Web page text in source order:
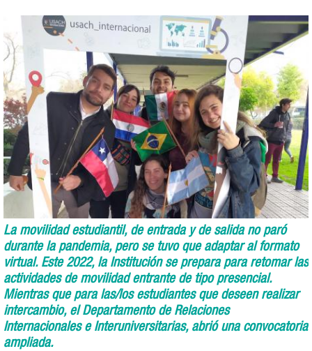
La movilidad estudiantil, de entrada y de salida no paró
durante la pandemia, pero se tuvo que adaptar al formato
virtual. Este 2022, la Institución se prepara para retomar las
actividades de movilidad entrante de tipo presencial.
Mientras que para las/los estudiantes que deseen realizar
intercambio, el Departamento de Relaciones
Internacionales e Interuniversitarias, abrió una convocatoria
ampliada.